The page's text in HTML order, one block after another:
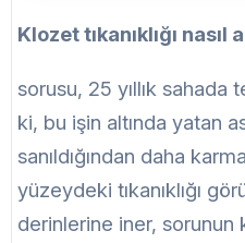
Klozet tıkanıklığı nasıl
sorusu, 25 yıllık
ki, bu işin altında yatan
sanıldığından daha
yüzeydeki tıkanıklığı
derinlerine iner, sorunun